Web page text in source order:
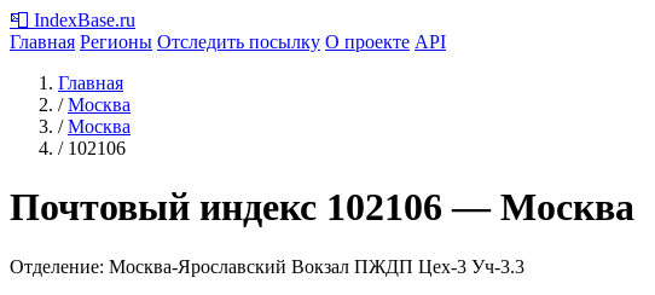
📮 IndexBase.ru
Главная Регионы Отследить посылку О проекте API
Главная
/ Москва
/ Москва
/ 102106
Почтовый индекс 102106 — Москва
Отделение: Москва-Ярославский Вокзал ПЖДП Цех-3 Уч-3.3